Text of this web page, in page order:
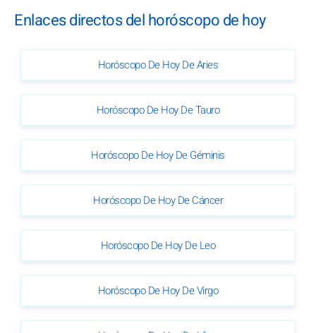
Enlaces directos del horóscopo de hoy
Horóscopo De Hoy De Aries
Horóscopo De Hoy De Tauro
Horóscopo De Hoy De Géminis
Horóscopo De Hoy De Cáncer
Horóscopo De Hoy De Leo
Horóscopo De Hoy De Virgo